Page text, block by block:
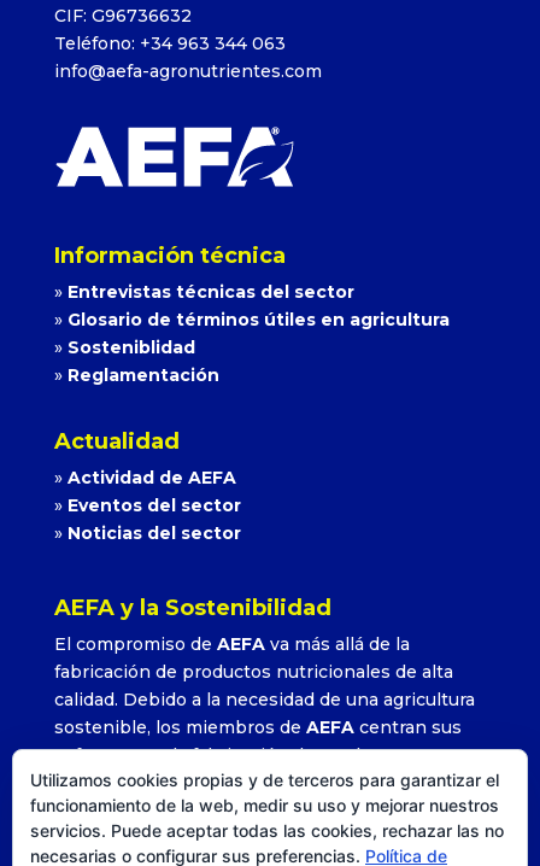
CIF: G96736632
Teléfono: +34 963 344 063
info@aefa-agronutrientes.com
Información técnica
» Entrevistas técnicas del sector
» Glosario de términos útiles en agricultura
» Sosteniblidad
» Reglamentación
Actualidad
» Actividad de AEFA
» Eventos del sector
» Noticias del sector
AEFA y la Sostenibilidad
El compromiso de AEFAva más allá de la
fabricación de productos nutricionales de alta
calidad. Debido a la necesidad de una agricultura
sostenible, los miembros de AEFAcentran sus
esfuerzos en la fabricación de productos que
permitan alcanzar altos rendimientos con la
utilización adecuada y precisa de sus formulados.
»Leer más
Utilizamos cookies propias y de terceros para garantizar el
funcionamiento de la web, medir su uso y mejorar nuestros
servicios. Puede aceptar todas las cookies, rechazar las no
necesarias o configurar sus preferencias. Política de